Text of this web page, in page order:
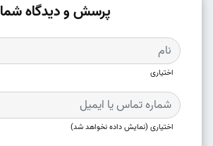
پرسش و دیدگاه شما
اختیاری
اختیاری (نمایش داده نخواهد شد)